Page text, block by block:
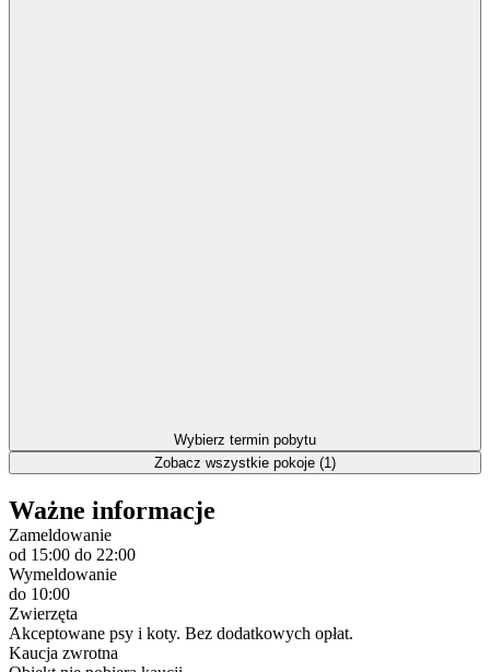
Wybierz termin pobytu
Zobacz wszystkie pokoje (1)
Ważne informacje
Zameldowanie
od 15:00 do 22:00
Wymeldowanie
do 10:00
Zwierzęta
Akceptowane psy i koty. Bez dodatkowych opłat.
Kaucja zwrotna